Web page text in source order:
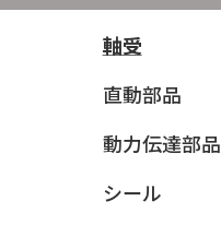
軸受
直動部品
動力伝達部品
シール